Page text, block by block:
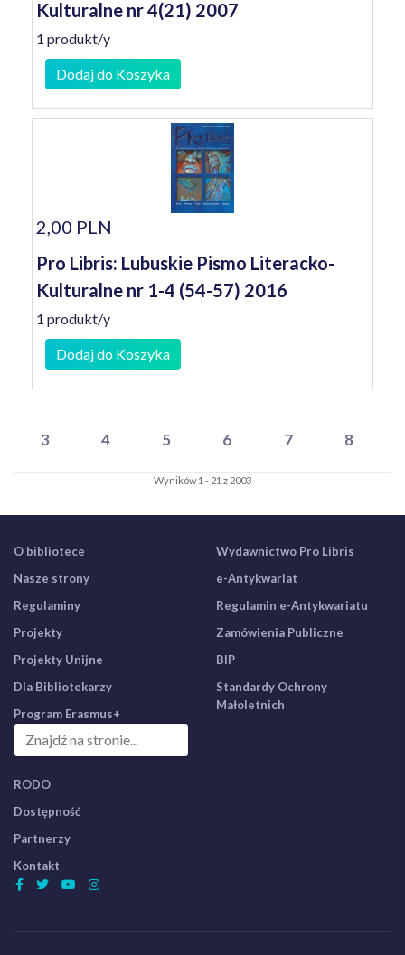
Kulturalne nr 4(21) 2007
1 produkt/y
Dodaj do Koszyka
2,00 PLN
Pro Libris: Lubuskie Pismo Literacko-
Kulturalne nr 1-4 (54-57) 2016
1 produkt/y
Dodaj do Koszyka
3 4 5 6 7 8
Wyników 1 - 21 z 2003
O bibliotece
Nasze strony
Regulaminy
Projekty
Projekty Unijne
Dla Bibliotekarzy
Program Erasmus+
Wydawnictwo Pro Libris
e-Antykwariat
Regulamin e-Antykwariatu
Zamówienia Publiczne
BIP
Standardy Ochrony
Małoletnich
RODO
Dostępność
Partnerzy
Kontakt